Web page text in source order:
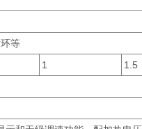
等
1 1.5